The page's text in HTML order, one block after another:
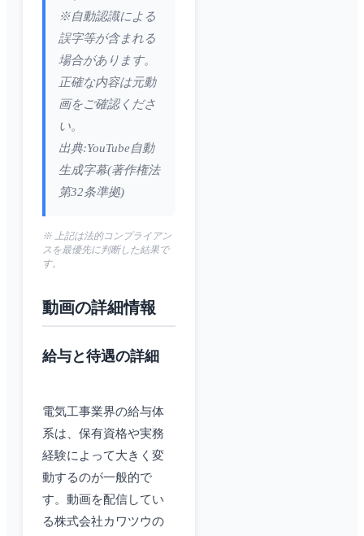
※自動認識による
誤字等が含まれる
場合があります。
正確な内容は元動
画をご確認くださ
い。
出典:YouTube自動
生成字幕(著作権法
第32条準拠)
※ 上記は法的コンプライアン
スを最優先に判断した結果で
す。
動画の詳細情報
給与と待遇の詳細
電気工事業界の給与体
系は、保有資格や実務
経験によって大きく変
動するのが一般的で
す。動画を配信してい
る株式会社カワツウの